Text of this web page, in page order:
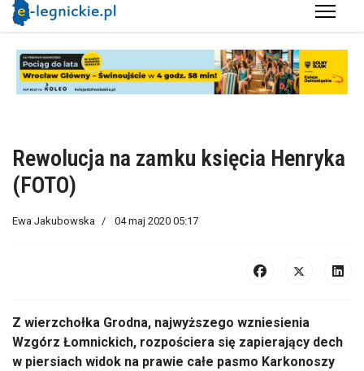
Rewolucja na zamku księcia Henryka
(FOTO)
Ewa Jakubowska 04 maj 2020 05:17
Z wierzchołka Grodna, najwyższego wzniesienia
Wzgórz Łomnickich, rozpościera się zapierający dech
w piersiach widok na prawie całe pasmo Karkonoszy